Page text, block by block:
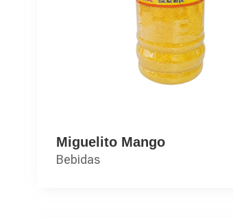
Miguelito Mango
Bebidas